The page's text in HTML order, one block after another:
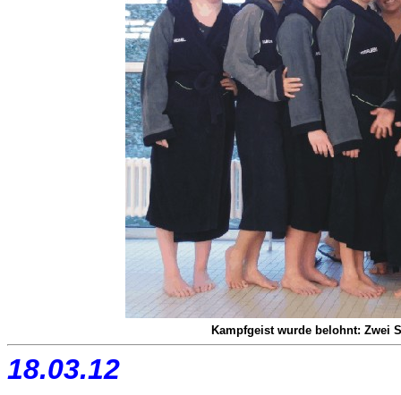
Kampfgeist wurde belohnt: Zwei
18.03.12